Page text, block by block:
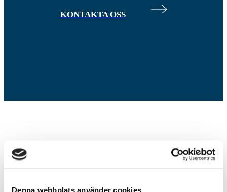
Denna webbplats använder cookies
KONTAKTA OSS